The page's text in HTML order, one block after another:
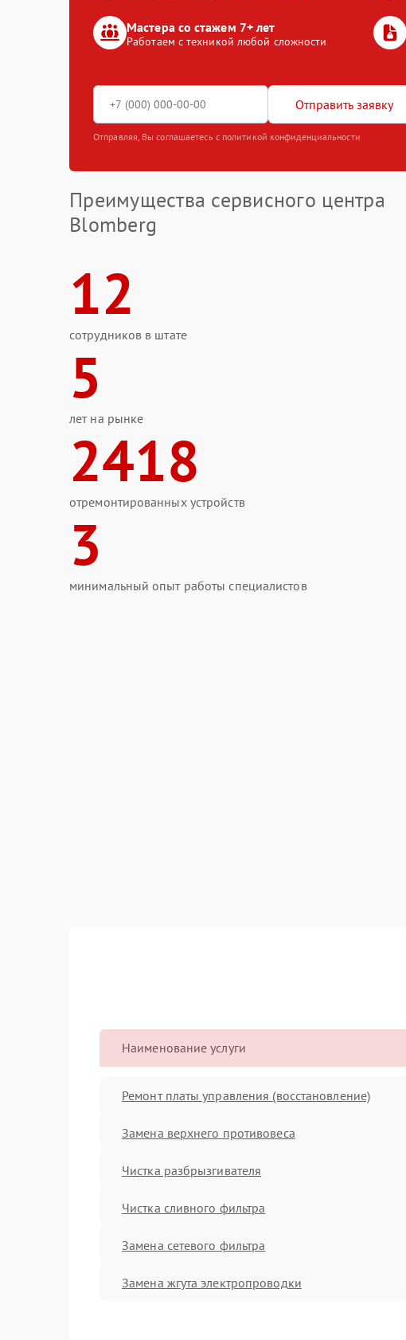
Мастера со стажем 7+ лет
Работаем с техникой любой сложности
Отправить заявку
Отправляя, Вы соглашаетесь с политикой конфиденциальности
Преимущества сервисного центра
Blomberg
12
сотрудников в штате
5
лет на рынке
2418
отремонтированных устройств
3
минимальный опыт работы специалистов
Наименование услуги
Ремонт платы управления (восстановление)
Замена верхнего противовеса
Чистка разбрызгивателя
Чистка сливного фильтра
Замена сетевого фильтра
Замена жгута электропроводки